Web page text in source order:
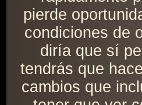
pierde
condiciones de
diría que sí
tendrás que
cambios que